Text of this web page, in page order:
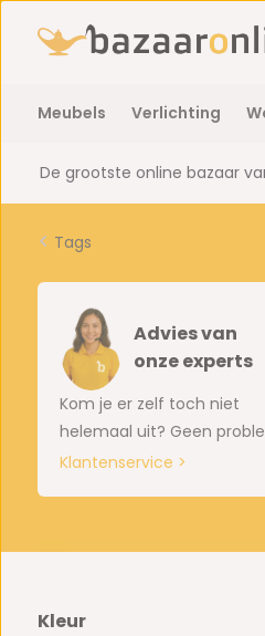
Meubels Verlichting
De grootste online bazaar
Tags
Advies van
onze experts
Kom je er zelf toch niet
helemaal uit? Geen
Klantenservice >
Kleur